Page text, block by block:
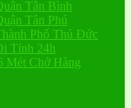
Tân Bình
Tân Phú
Phố Thủ Đức
Tỉnh 24h
Mét Chở Hàng